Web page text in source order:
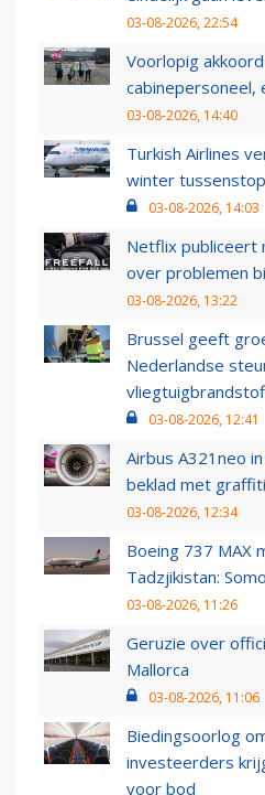
03-08-2026, 22:54
Voorlopig
cabinepersoneel,
03-08-2026, 14:40
Turkish Airlines
winter
03-08-2026, 14:03
Netflix publiceert
over problemen
03-08-2026, 13:22
Brussel geeft
Nederlandse
03-08-2026, 12:41
Airbus A321neo
beklad met graffiti
03-08-2026, 12:34
Boeing 737 MAX
Tadzjikistan:
03-08-2026, 11:26
Geruzie over
Mallorca
03-08-2026, 11:06
Biedingsoorlog
investeerders
voor bod